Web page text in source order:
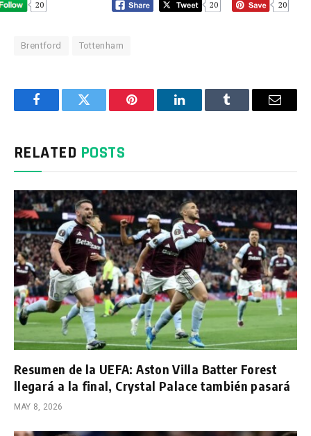
20 20 20
Brentford Tottenham
FacebookTwitter Pinterest LinkedInTumblr Email
RELATED POSTS
Resumen de la UEFA: Aston Villa Batter Forest
llegará a la final, Crystal Palace también pasará
MAY 8, 2026